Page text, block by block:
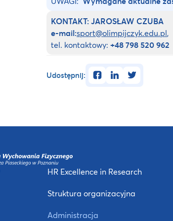
KONTAKT:JAROSŁAW CZUBA
e-mail:sport@olimpijczyk.edu.pl,
tel. kontaktowy: +48 798 520 962
Udostępnij: facebooklinkedintwitter
HR Excellence in Research
Struktura organizacyjna
Administracja